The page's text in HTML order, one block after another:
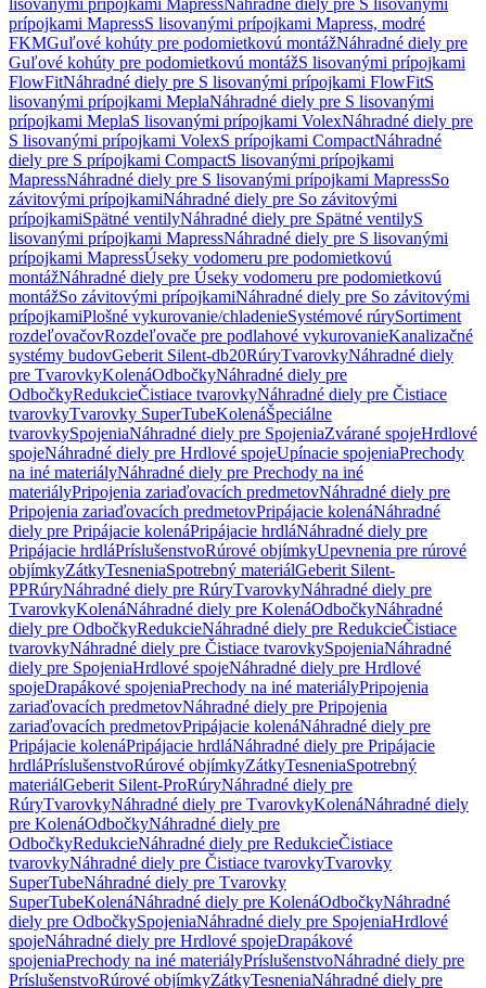
lisovanými prípojkami MapressNáhradné diely pre S lisovanými
prípojkami MapressS lisovanými prípojkami Mapress, modré
FKMGuľové kohúty pre podomietkovú montážNáhradné diely pre
Guľové kohúty pre podomietkovú montážS lisovanými prípojkami
FlowFitNáhradné diely pre S lisovanými prípojkami FlowFitS
lisovanými prípojkami MeplaNáhradné diely pre S lisovanými
prípojkami MeplaS lisovanými prípojkami VolexNáhradné diely pre
S lisovanými prípojkami VolexS prípojkami CompactNáhradné
diely pre S prípojkami CompactS lisovanými prípojkami
MapressNáhradné diely pre S lisovanými prípojkami MapressSo
závitovými prípojkamiNáhradné diely pre So závitovými
prípojkamiSpätné ventilyNáhradné diely pre Spätné ventilyS
lisovanými prípojkami MapressNáhradné diely pre S lisovanými
prípojkami MapressÚseky vodomeru pre podomietkovú
montážNáhradné diely pre Úseky vodomeru pre podomietkovú
montážSo závitovými prípojkamiNáhradné diely pre So závitovými
prípojkamiPlošné vykurovanie/chladenieSystémové rúrySortiment
rozdeľovačovRozdeľovače pre podlahové vykurovanieKanalizačné
systémy budovGeberit Silent-db20RúryTvarovkyNáhradné diely
pre TvarovkyKolenáOdbočkyNáhradné diely pre
OdbočkyRedukcieČistiace tvarovkyNáhradné diely pre Čistiace
tvarovkyTvarovky SuperTubeKolenáŠpeciálne
tvarovkySpojeniaNáhradné diely pre SpojeniaZvárané spojeHrdlové
spojeNáhradné diely pre Hrdlové spojeUpínacie spojeniaPrechody
na iné materiályNáhradné diely pre Prechody na iné
materiályPripojenia zariaďovacích predmetovNáhradné diely pre
Pripojenia zariaďovacích predmetovPripájacie kolenáNáhradné
diely pre Pripájacie kolenáPripájacie hrdláNáhradné diely pre
Pripájacie hrdláPríslušenstvoRúrové objímkyUpevnenia pre rúrové
objímkyZátkyTesneniaSpotrebný materiálGeberit Silent-
PPRúryNáhradné diely pre RúryTvarovkyNáhradné diely pre
TvarovkyKolenáNáhradné diely pre KolenáOdbočkyNáhradné
diely pre OdbočkyRedukcieNáhradné diely pre RedukcieČistiace
tvarovkyNáhradné diely pre Čistiace tvarovkySpojeniaNáhradné
diely pre SpojeniaHrdlové spojeNáhradné diely pre Hrdlové
spojeDrapákové spojeniaPrechody na iné materiályPripojenia
zariaďovacích predmetovNáhradné diely pre Pripojenia
zariaďovacích predmetovPripájacie kolenáNáhradné diely pre
Pripájacie kolenáPripájacie hrdláNáhradné diely pre Pripájacie
hrdláPríslušenstvoRúrové objímkyZátkyTesneniaSpotrebný
materiálGeberit Silent-ProRúryNáhradné diely pre
RúryTvarovkyNáhradné diely pre TvarovkyKolenáNáhradné diely
pre KolenáOdbočkyNáhradné diely pre
OdbočkyRedukcieNáhradné diely pre RedukcieČistiace
tvarovkyNáhradné diely pre Čistiace tvarovkyTvarovky
SuperTubeNáhradné diely pre Tvarovky
SuperTubeKolenáNáhradné diely pre KolenáOdbočkyNáhradné
diely pre OdbočkySpojeniaNáhradné diely pre SpojeniaHrdlové
spojeNáhradné diely pre Hrdlové spojeDrapákové
spojeniaPrechody na iné materiályPríslušenstvoNáhradné diely pre
PríslušenstvoRúrové objímkyZátkyTesneniaNáhradné diely pre